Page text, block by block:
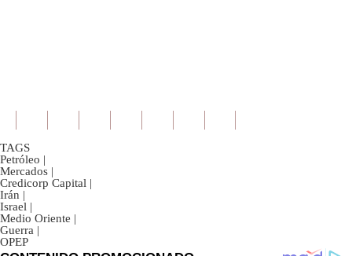
TAGS
Petróleo |
Mercados |
Credicorp Capital |
Irán |
Israel |
Medio Oriente |
Guerra |
OPEP